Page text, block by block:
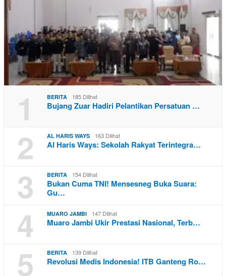
1 BERITA 185 Dilihat
Bujang Zuar Hadiri Pelantikan Persatuan …
2 AL HARIS WAYS 163 Dilihat
Al Haris Ways: Sekolah Rakyat Terintegra…
3 BERITA 154 Dilihat
Bukan Cuma TNI! Mensesneg Buka Suara:
Gu…
4 MUARO JAMBI 147 Dilihat
Muaro Jambi Ukir Prestasi Nasional, Terb…
5 BERITA 139 Dilihat
Revolusi Medis Indonesia! ITB Ganteng Ro…